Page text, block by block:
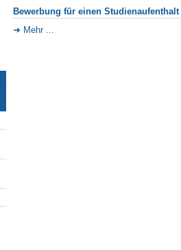
Bewerbung für einen
Mehr ...